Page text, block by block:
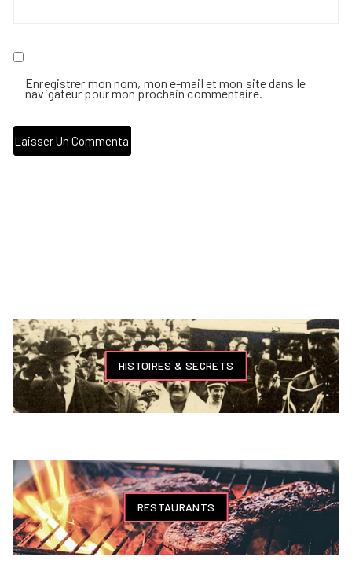
Enregistrer mon nom, mon e-mail et mon site dans le
navigateur pour mon prochain commentaire.
HISTOIRES & SECRETS
RESTAURANTS